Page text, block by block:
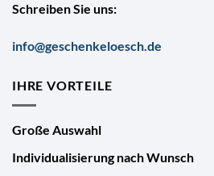
Schreiben Sie uns:
info@geschenkeloesch.de
IHRE VORTEILE
Große Auswahl
Individualisierung nach Wunsch